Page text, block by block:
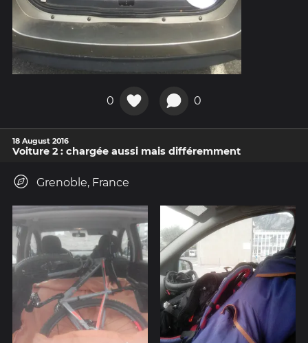
0 0
18 August 2016
Voiture 2 : chargée aussi mais différemment
Grenoble, France